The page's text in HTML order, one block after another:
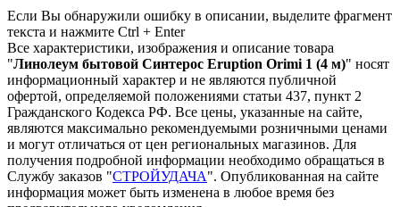
Если Вы обнаружили ошибку в описании, выделите фрагмент
текста и нажмите Ctrl + Enter
Все характеристики, изображения и описание товара
"Линолеум бытовой Синтерос Eruption Orimi 1 (4 м)" носят
информационный характер и не являются публичной
офертой, определяемой положениями статьи 437, пункт 2
Гражданского Кодекса РФ. Все цены, указанные на сайте,
являются максимально рекомендуемыми розничными ценами
и могут отличаться от цен региональных магазинов. Для
получения подробной информации необходимо обращаться в
Службу заказов "СТРОЙУДАЧА". Опубликованная на сайте
информация может быть изменена в любое время без